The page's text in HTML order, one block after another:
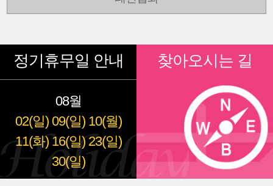
정기휴무일 안내
08월
02(일) 09(일) 10(월)
11(화) 16(일) 23(일)
30(일)
찾아오시는 길